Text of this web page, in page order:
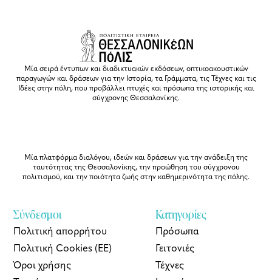
Μία σειρά έντυπων και διαδικτυακών εκδόσεων, οπτικοακουστικών
παραγωγών και δράσεων για την Ιστορία, τα Γράμματα, τις Τέχνες και τις
Ιδέες στην πόλη, που προβάλλει πτυχές και πρόσωπα της ιστορικής και
σύγχρονης Θεσσαλονίκης.
Μία πλατφόρμα διαλόγου, ιδεών και δράσεων για την ανάδειξη της
ταυτότητας της Θεσσαλονίκης, την προώθηση του σύγχρονου
πολιτισμού, και την ποιότητα ζωής στην καθημερινότητα της πόλης.
Σύνδεσμοι
Πολιτική απορρήτου
Πολιτική Cookies (ΕΕ)
Όροι χρήσης
Κατηγορίες
Πρόσωπα
Γειτονιές
Τέχνες